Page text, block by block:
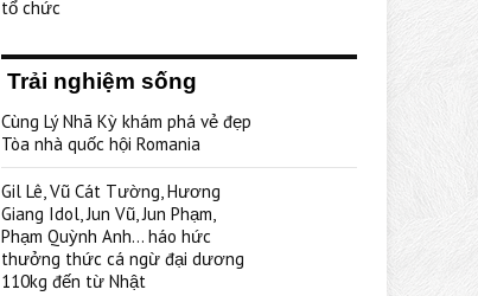
tổ chức
Trải nghiệm sống
Cùng Lý Nhã Kỳ khám phá vẻ đẹp
Tòa nhà quốc hội Romania
Gil Lê, Vũ Cát Tường, Hương
Giang Idol, Jun Vũ, Jun Phạm,
Phạm Quỳnh Anh… háo hức
thưởng thức cá ngừ đại dương
110kg đến từ Nhật